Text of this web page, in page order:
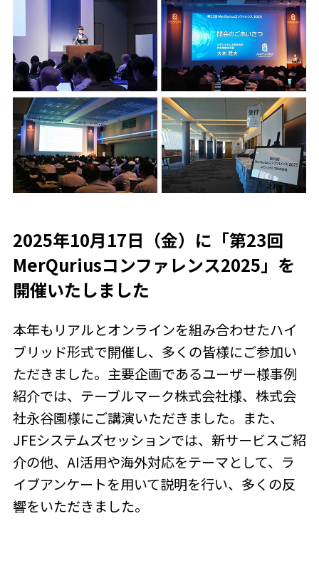
2025年10月17日（金）に「第23回
MerQuriusコンファレンス2025」を
開催いたしました
本年もリアルとオンラインを組み合わせたハイ
ブリッド形式で開催し、多くの皆様にご参加い
ただきました。主要企画であるユーザー様事例
紹介では、テーブルマーク株式会社様、株式会
社永谷園様にご講演いただきました。また、
JFEシステムズセッションでは、新サービスご紹
介の他、AI活用や海外対応をテーマとして、ラ
イブアンケートを用いて説明を行い、多くの反
響をいただきました。